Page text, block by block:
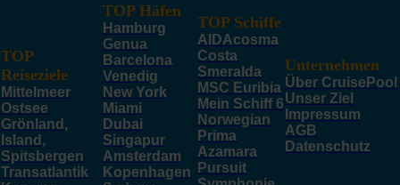
TOP
Reiseziele
Mittelmeer
Ostsee
Grönland,
Island,
Spitsbergen
Transatlantik
TOP Häfen
Hamburg
Genua
Barcelona
Venedig
New York
Miami
Dubai
Singapur
Amsterdam
Kopenhagen
TOP Schiffe
AIDAcosma
Costa
Smeralda
MSC Euribia
Mein Schiff 6
Norwegian
Prima
Azamara
Pursuit
Unternehmen
Über CruisePool
Unser Ziel
Impressum
AGB
Datenschutz